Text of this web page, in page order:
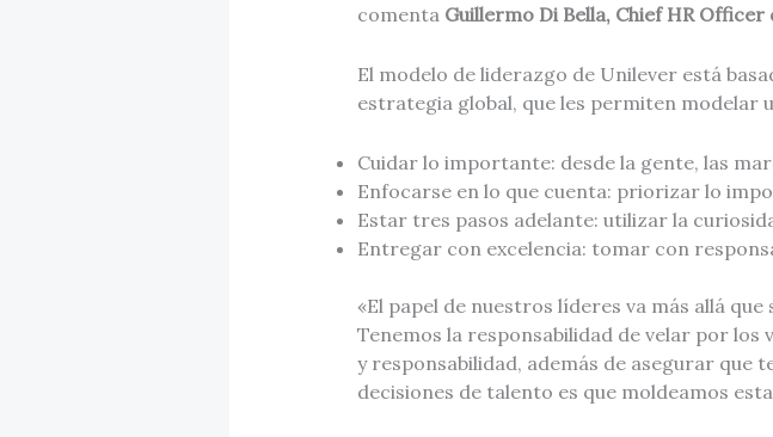
comenta Guillermo Di Bella, Chief HR
El modelo de liderazgo de Unilever está
estrategia global, que les permiten modelar
Cuidar lo importante: desde la gente, las
Enfocarse en lo que cuenta: priorizar lo
Estar tres pasos adelante: utilizar la
Entregar con excelencia: tomar con
«El papel de nuestros líderes va más allá que
Tenemos la responsabilidad de velar por
y responsabilidad, además de asegurar que
decisiones de talento es que moldeamos